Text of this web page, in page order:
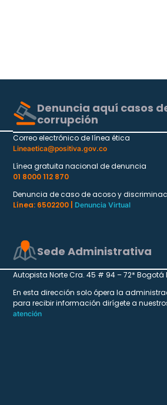
Denuncia aquí casos
corrupción
Correo electrónico de línea ética
Lineaetica@positiva.gov.co
Línea gratuita nacional de denuncia
01 8000 112 870
Denuncia de caso de acoso y
Línea: 6502200 |
Denuncia Virtual
Sede Administrativa
Autopista Norte Cra. 45 # 94 – 72* Bogotá
En esta dirección solo ópera la
para recibir información dirígete a
atención